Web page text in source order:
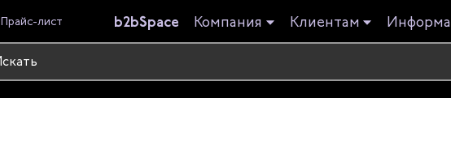
Прайс-лист b2bSpace Компания Клиентам